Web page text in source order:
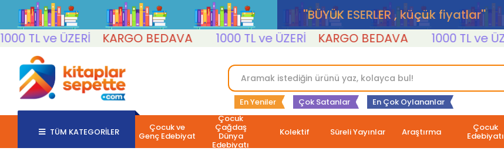
''BÜYÜK ESERLER , küçük fiyatlar''
TL ve ÜZERİ
KARGO BEDAVA 1000 TL ve ÜZERİ KARGO BEDAVA 1000 TL ve ÜZERİ
En Yeniler Çok Satanlar En Çok Oylananlar
TÜM KATEGORİLER Çocuk ve
Genç Edebiyat
Çocuk
Çağdaş
Dünya
Edebiyatı
Kolektif Süreli Yayınlar Araştırma Çocuk
Edebiyatı